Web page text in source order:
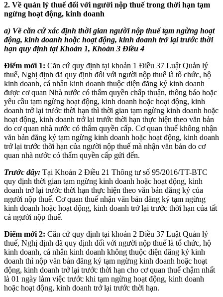
2. Về quản lý thuế đối với người nộp thuế trong thời hạn tạm
ngừng hoạt động, kinh doanh
a) Về căn cứ xác định thời gian người nộp thuế tạm ngừng hoạt
động, kinh doanh hoặc hoạt động, kinh doanh trở lại trước thời
hạn quy định tại Khoản 1, Khoản 3 Điều 4
Điểm mới 1: Căn cứ quy định tại khoản 1 Điều 37 Luật Quản lý
thuế, Nghị định đã quy định đối với người nộp thuế là tổ chức, hộ
kinh doanh, cá nhân kinh doanh thuộc diện đăng ký kinh doanh
được cơ quan Nhà nước có thẩm quyền chấp thuận, thông báo hoặc
yêu cầu tạm ngừng hoạt động, kinh doanh hoặc hoạt động, kinh
doanh trở lại trước thời hạn thì thời gian tạm ngừng kinh doanh hoặc
hoạt động, kinh doanh trở lại trước thời hạn thực hiện theo văn bản
do cơ quan nhà nước có thẩm quyền cấp. Cơ quan thuế không nhận
văn bản đăng ký tạm ngừng kinh doanh hoặc hoạt động, kinh doanh
trở lại trước thời hạn của người nộp thuế mà nhận văn bản do cơ
quan nhà nước có thẩm quyền cấp gửi đến.
Trước đây: Tại Khoản 2 Điều 21 Thông tư số 95/2016/TT-BTC
quy định thời gian tạm ngừng kinh doanh hoặc hoạt động, kinh
doanh trở lại trước thời hạn thực hiện theo văn bản đăng ký của
người nộp thuế. Cơ quan thuế nhận văn bản đăng ký tạm ngừng
kinh doanh hoặc hoạt động, kinh doanh trở lại trước thời hạn của tất
cả người nộp thuế.
Điểm mới 2: Căn cứ quy định tại khoản 2 Điều 37 Luật Quản lý
thuế, Nghị định đã quy định đối với người nộp thuế là tổ chức, hộ
kinh doanh, cá nhân kinh doanh không thuộc diện đăng ký kinh
doanh thì nộp văn bản đăng ký tạm ngừng kinh doanh hoặc hoạt
động, kinh doanh trở lại trước thời hạn cho cơ quan thuế chậm nhất
là 01 ngày làm việc trước khi tạm ngừng hoạt động, kinh doanh
hoặc hoạt động, kinh doanh trở lại trước thời hạn.